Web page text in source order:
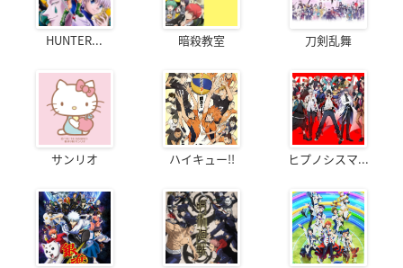
HUNTER... 暗殺教室 刀剣乱舞
サンリオ ハイキュー!! ヒプノシスマ...